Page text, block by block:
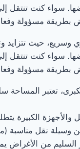
سواء كنت تنتقل
بطريقة مسؤولة
حيث تتزايد
سواء كنت تنتقل
بطريقة مسؤولة
تعتبر المساحة
والأجهزة الكبيرة
عن وسيلة نقل
السليم من